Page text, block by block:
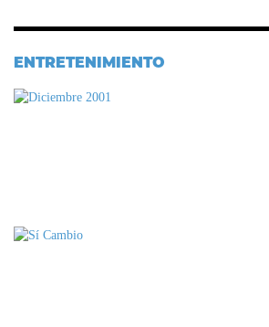
ENTRETENIMIENTO
Imagen
Imagen